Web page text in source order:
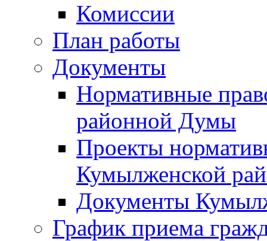
Комиссии
План работы
Документы
Нормативные
районной Думы
Проекты
Кумылженской
Документы
График приема